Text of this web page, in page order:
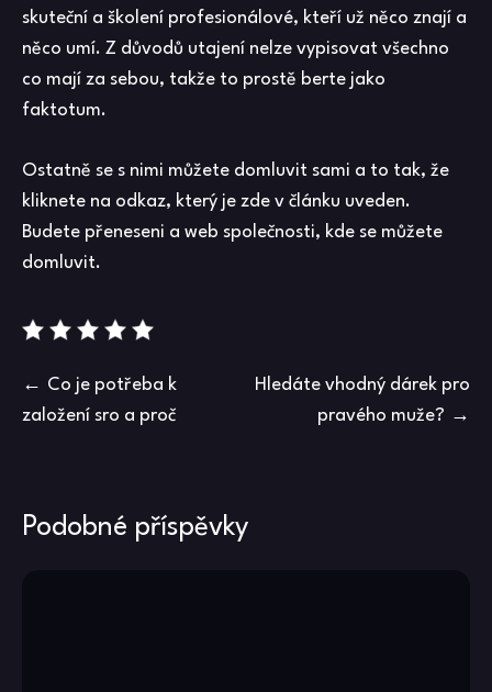
skuteční a školení profesionálové, kteří už něco znají a
něco umí. Z důvodů utajení nelze vypisovat všechno
co mají za sebou, takže to prostě berte jako
faktotum.
Ostatně se s nimi můžete domluvit sami a to tak, že
kliknete na odkaz, který je zde v článku uveden.
Budete přeneseni a web společnosti, kde se můžete
domluvit.
Navigace
pro
Co je potřeba k
založení sro a proč
Hledáte vhodný dárek pro
pravého muže?
Podobné příspěvky